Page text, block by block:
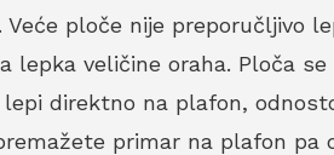
Veće ploče nije preporučljivo
lepka veličine oraha. Ploča
lepi direktno na plafon,
primar na plafon pa